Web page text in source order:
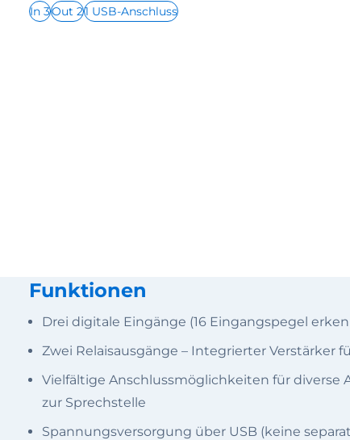
In 3Out 21 USB-Anschluss
Funktionen
Drei digitale Eingänge (16 Eingangspegel
Zwei Relaisausgänge – Integrierter Verstärker
Vielfältige Anschlussmöglichkeiten für diverse
zur Sprechstelle
Spannungsversorgung über USB (keine